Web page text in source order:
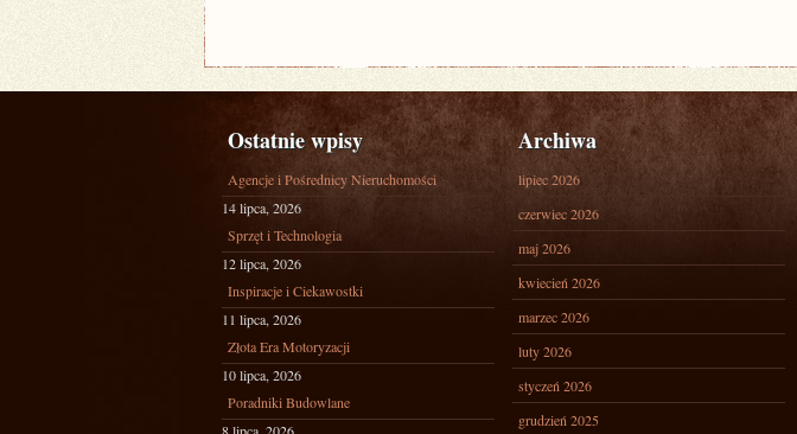
Ostatnie wpisy
Agencje i Pośrednicy Nieruchomości
14 lipca, 2026
Sprzęt i Technologia
12 lipca, 2026
Inspiracje i Ciekawostki
11 lipca, 2026
Złota Era Motoryzacji
10 lipca, 2026
Poradniki Budowlane
Archiwa
lipiec 2026
czerwiec 2026
maj 2026
kwiecień 2026
marzec 2026
luty 2026
styczeń 2026
grudzień 2025